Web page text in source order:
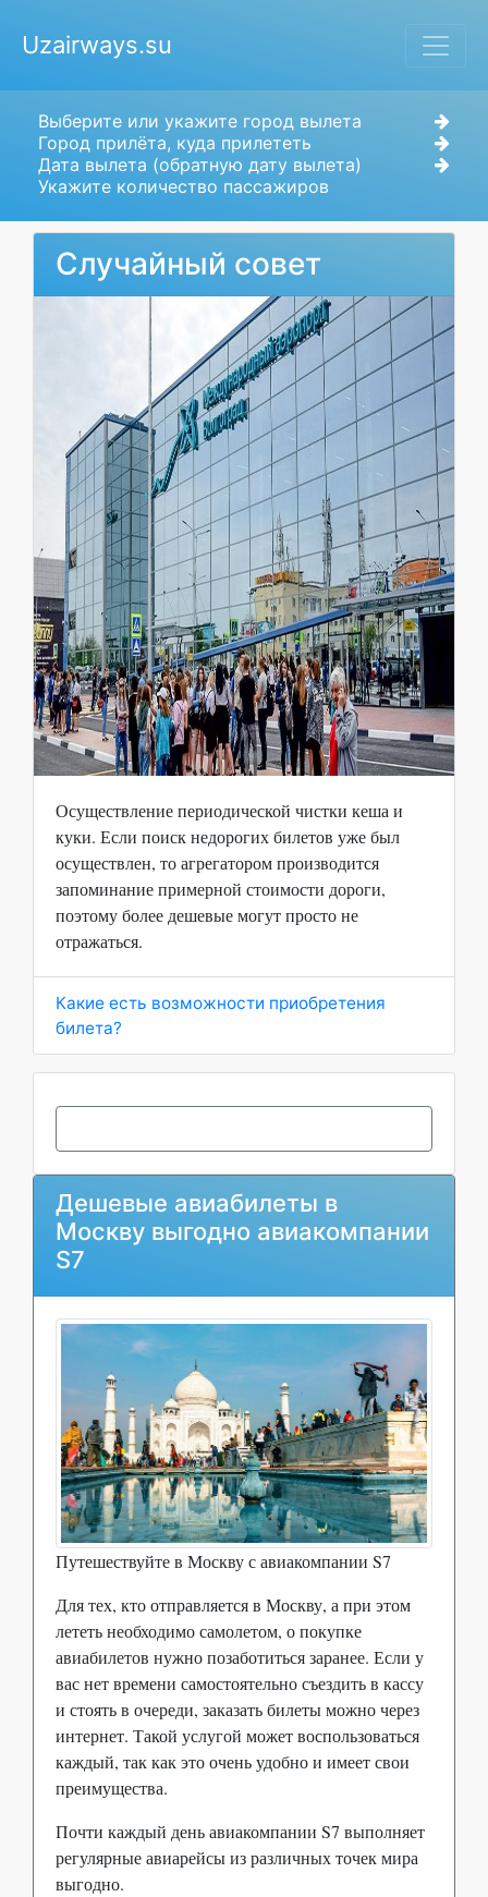
Uzairways.su
Выберите или укажите город вылета
Город прилёта, куда прилететь
Дата вылета (обратную дату вылета)
Укажите количество пассажиров
Случайный совет
Осуществление периодической чистки кеша и
куки. Если поиск недорогих билетов уже был
осуществлен, то агрегатором производится
запоминание примерной стоимости дороги,
поэтому более дешевые могут просто не
отражаться.
Какие есть возможности приобретения
билета?
Дешевые авиабилеты в
Москву выгодно авиакомпании
S7
Путешествуйте в Москву с авиакомпании S7
Для тех, кто отправляется в Москву, а при этом
лететь необходимо самолетом, о покупке
авиабилетов нужно позаботиться заранее. Если у
вас нет времени самостоятельно съездить в кассу
и стоять в очереди, заказать билеты можно через
интернет. Такой услугой может воспользоваться
каждый, так как это очень удобно и имеет свои
преимущества.
Почти каждый день авиакомпании S7 выполняет
регулярные авиарейсы из различных точек мира
выгодно.